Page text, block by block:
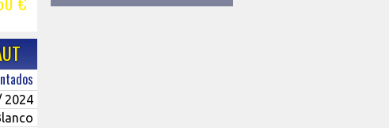
2024